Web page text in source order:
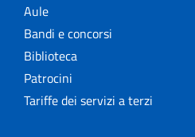
Aule
Bandi e concorsi
Biblioteca
Patrocini
Tariffe dei servizi a terzi